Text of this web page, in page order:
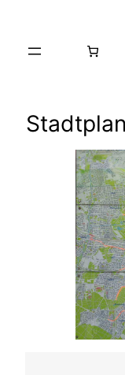
Stadtplan